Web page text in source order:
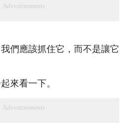
Advertisements
們應該抓住它，而不是讓它
來看一下。
Advertisements